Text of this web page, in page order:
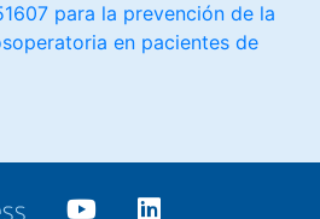
para la prevención de la
en pacientes de